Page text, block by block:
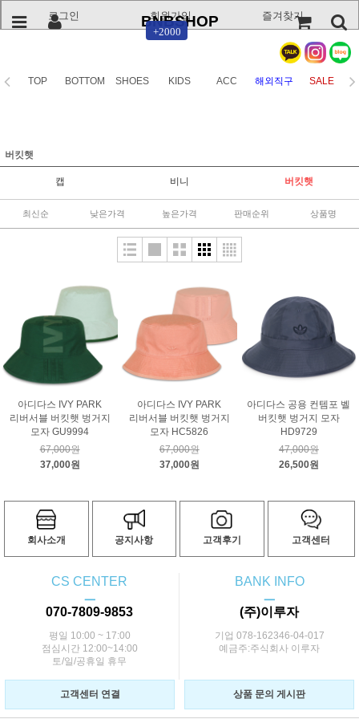
로그인
+2000
회원가입 즐겨찾기
BNBSHOP
TOP BOTTOM SHOES KIDS ACC 해외직구 SALE
버킷햇
캡 비니 버킷햇
최신순 낮은가격 높은가격 판매순위 상품명
아디다스 IVY PARK
리버서블 버킷햇 벙거지
모자 GU9994
67,000원
37,000원
아디다스 IVY PARK
리버서블 버킷햇 벙거지
모자 HC5826
67,000원
37,000원
아디다스 공용 컨템포 벨
버킷햇 벙거지 모자
HD9729
47,000원
26,500원
회사소개 공지사항 고객후기 고객센터
CS CENTER
ㅡ
070-7809-9853
평일 10:00 ~ 17:00
점심시간 12:00~14:00
토/일/공휴일 휴무
BANK INFO
ㅡ
(주)이루자
기업 078-162346-04-017
예금주:주식회사 이루자
고객센터 연결 상품 문의 게시판